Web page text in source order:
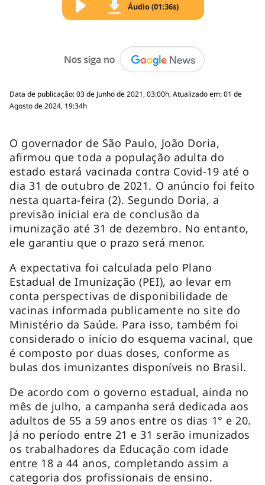
Áudio (01:36s)
Data de publicação: 03 de Junho de 2021, 03:00h, Atualizado em: 01 de
Agosto de 2024, 19:34h
O governador de São Paulo, João Doria,
afirmou que toda a população adulta do
estado estará vacinada contra Covid-19 até o
dia 31 de outubro de 2021. O anúncio foi feito
nesta quarta-feira (2). Segundo Doria, a
previsão inicial era de conclusão da
imunização até 31 de dezembro. No entanto,
ele garantiu que o prazo será menor.
A expectativa foi calculada pelo Plano
Estadual de Imunização (PEI), ao levar em
conta perspectivas de disponibilidade de
vacinas informada publicamente no site do
Ministério da Saúde. Para isso, também foi
considerado o início do esquema vacinal, que
é composto por duas doses, conforme as
bulas dos imunizantes disponíveis no Brasil.
De acordo com o governo estadual, ainda no
mês de julho, a campanha será dedicada aos
adultos de 55 a 59 anos entre os dias 1° e 20.
Já no período entre 21 e 31 serão imunizados
os trabalhadores da Educação com idade
entre 18 a 44 anos, completando assim a
categoria dos profissionais de ensino.